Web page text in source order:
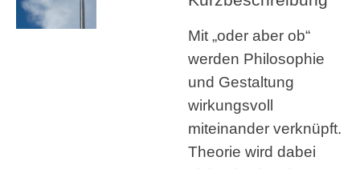
Mit „oder aber ob“
werden Philosophie
und Gestaltung
wirkungsvoll
miteinander verknüpft.
Theorie wird dabei